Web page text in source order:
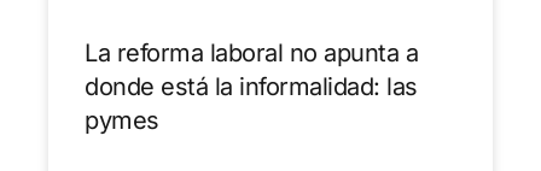
La reforma laboral no apunta a
donde está la informalidad: las
pymes